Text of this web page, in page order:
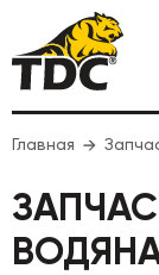
Главная